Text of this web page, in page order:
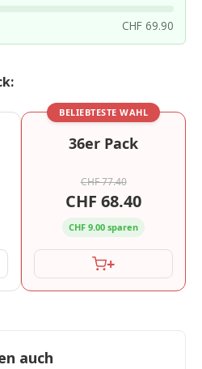
CHF 69.90
BELIEBTESTE WAHL
36er Pack
CHF 77.40
CHF 68.40
CHF 9.00 sparen
+
auch